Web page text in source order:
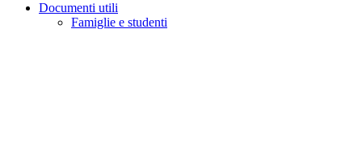
Documenti utili
Famiglie e studenti